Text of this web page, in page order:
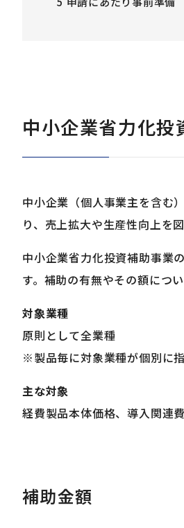
中小企業省力化
中小企業（個人事業主を含む
り、売上拡大や生産性向上を
中小企業省力化投資補助事業
す。補助の有無やその額につ
対象業種
原則として全業種
※製品毎に対象業種が個別に
主な対象
経費製品本体価格、導入関連費
補助金額